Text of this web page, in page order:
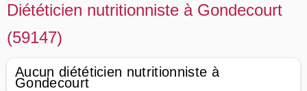
Diététicien nutritionniste à Gondecourt
(59147)
Aucun diététicien nutritionniste à
Gondecourt